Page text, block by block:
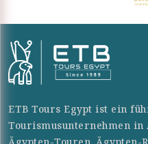
ETB Tours Egypt ist ein
Tourismusunternehmen
Ägypten-Touren, Ägypten-